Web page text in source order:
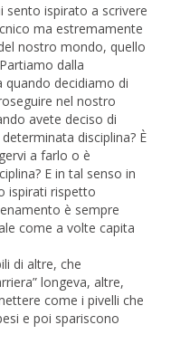
sento ispirato a scrivere
ma estremamente
nostro mondo, quello
dalla
decidiamo di
nel nostro
avete deciso di
disciplina? È
a farlo o è
E in tal senso in
ispirati rispetto
è sempre
come a volte capita
di altre, che
longeva, altre,
come i pivelli che
e poi spariscono